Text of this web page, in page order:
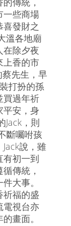
一些商場
發財之
溫各地廟
在除夕夜
上香的市
先生，早
打扮的孫
買過年祈
平安，身
Jack，則
斷囑咐孩
說，雖
有初一到
傳統，
大事。
祈福的盛
電視台亦
畫面。